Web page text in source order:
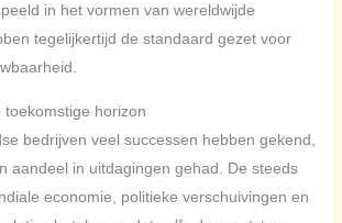
in het vormen van wereldwijde
tegelijkertijd de standaard gezet voor
horizon
bedrijven veel successen hebben gekend,
aandeel in uitdagingen gehad. De steeds
economie, politieke verschuivingen en